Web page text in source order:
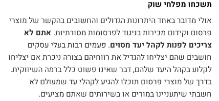
תשכחו מפלחי שוק
אולי מדובר באחד היתרונות הגדולים והחשובים בהקשר של מוצרי
פרסום וקידום מכירות בניגוד לפרסומות מסורתיות. אתם לא
צריכים לפנות לקהל יעד מסוים. פעמים רבות בעלי עסקים
חושבים שהם יצליחו להגדיל את רווחיהם בצורה ניכרת אם יצליחו
לקלוע בקהל היעד שלהם, דבר שאינו פשוט כלל ברמה השיווקית.
בדרך של מוצרי פרסום תוכלו להגיע לקהלי עד שמעולם לא
חשבתי שיתעניינו במורים או בשירותים שאתם מציעים.